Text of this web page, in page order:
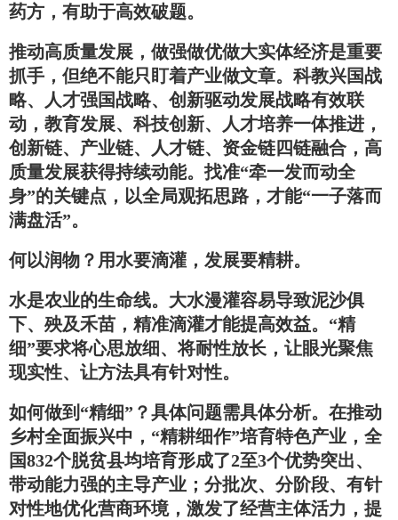
药方，有助于高效破题。
推动高质量发展，做强做优做大实体经济是重要
抓手，但绝不能只盯着产业做文章。科教兴国战
略、人才强国战略、创新驱动发展战略有效联
动，教育发展、科技创新、人才培养一体推进，
创新链、产业链、人才链、资金链四链融合，高
质量发展获得持续动能。找准“牵一发而动全
身”的关键点，以全局观拓思路，才能“一子落而
满盘活”。
何以润物？用水要滴灌，发展要精耕。
水是农业的生命线。大水漫灌容易导致泥沙俱
下、殃及禾苗，精准滴灌才能提高效益。“精
细”要求将心思放细、将耐性放长，让眼光聚焦
现实性、让方法具有针对性。
如何做到“精细”？具体问题需具体分析。在推动
乡村全面振兴中，“精耕细作”培育特色产业，全
国832个脱贫县均培育形成了2至3个优势突出、
带动能力强的主导产业；分批次、分阶段、有针
对性地优化营商环境，激发了经营主体活力，提